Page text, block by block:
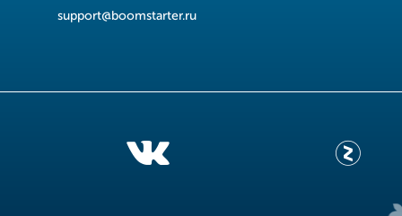
support@boomstarter.ru